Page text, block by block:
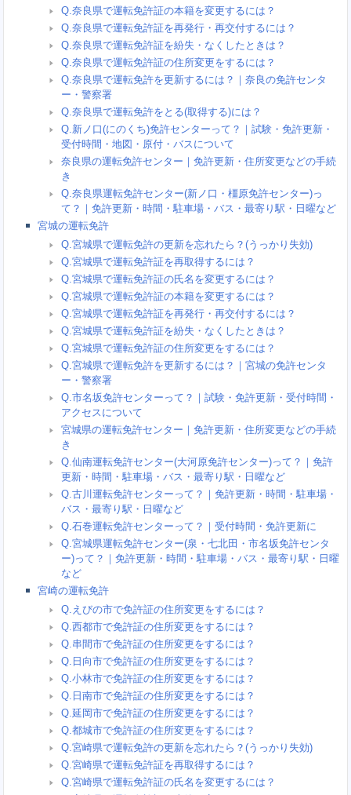
Q.奈良県で運転免許証の本籍を変更するには？
Q.奈良県で運転免許証を再発行・再交付するには？
Q.奈良県で運転免許証を紛失・なくしたときは？
Q.奈良県で運転免許証の住所変更をするには？
Q.奈良県で運転免許を更新するには？｜奈良の免許センタ
ー・警察署
Q.奈良県で運転免許をとる(取得する)には？
Q.新ノ口(にのくち)免許センターって？｜試験・免許更新・
受付時間・地図・原付・バスについて
奈良県の運転免許センター｜免許更新・住所変更などの手続
き
Q.奈良県運転免許センター(新ノ口・橿原免許センター)っ
て？｜免許更新・時間・駐車場・バス・最寄り駅・日曜など
宮城の運転免許
Q.宮城県で運転免許の更新を忘れたら？(うっかり失効)
Q.宮城県で運転免許証を再取得するには？
Q.宮城県で運転免許証の氏名を変更するには？
Q.宮城県で運転免許証の本籍を変更するには？
Q.宮城県で運転免許証を再発行・再交付するには？
Q.宮城県で運転免許証を紛失・なくしたときは？
Q.宮城県で運転免許証の住所変更をするには？
Q.宮城県で運転免許を更新するには？｜宮城の免許センタ
ー・警察署
Q.市名坂免許センターって？｜試験・免許更新・受付時間・
アクセスについて
宮城県の運転免許センター｜免許更新・住所変更などの手続
き
Q.仙南運転免許センター(大河原免許センター)って？｜免許
更新・時間・駐車場・バス・最寄り駅・日曜など
Q.古川運転免許センターって？｜免許更新・時間・駐車場・
バス・最寄り駅・日曜など
Q.石巻運転免許センターって？｜受付時間・免許更新に
Q.宮城県運転免許センター(泉・七北田・市名坂免許センタ
ー)って？｜免許更新・時間・駐車場・バス・最寄り駅・日曜
など
宮崎の運転免許
Q.えびの市で免許証の住所変更をするには？
Q.西都市で免許証の住所変更をするには？
Q.串間市で免許証の住所変更をするには？
Q.日向市で免許証の住所変更をするには？
Q.小林市で免許証の住所変更をするには？
Q.日南市で免許証の住所変更をするには？
Q.延岡市で免許証の住所変更をするには？
Q.都城市で免許証の住所変更をするには？
Q.宮崎県で運転免許の更新を忘れたら？(うっかり失効)
Q.宮崎県で運転免許証を再取得するには？
Q.宮崎県で運転免許証の氏名を変更するには？